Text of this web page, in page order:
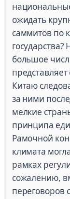
ожидать
саммитов по
большое
Китаю
за ними
мелкие
принципа
Рамочной
климата
рамках
сожалению,
переговоров